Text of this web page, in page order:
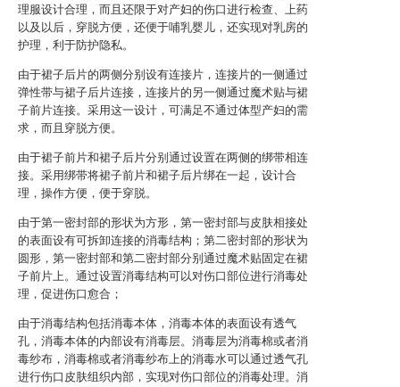
理服设计合理，而且还限于对产妇的伤口进行检查、上药
以及以后，穿脱方便，还便于哺乳婴儿，还实现对乳房的
护理，利于防护隐私。
由于裙子后片的两侧分别设有连接片，连接片的一侧通过
弹性带与裙子后片连接，连接片的另一侧通过魔术贴与裙
子前片连接。采用这一设计，可满足不通过体型产妇的需
求，而且穿脱方便。
由于裙子前片和裙子后片分别通过设置在两侧的绑带相连
接。采用绑带将裙子前片和裙子后片绑在一起，设计合
理，操作方便，便于穿脱。
由于第一密封部的形状为方形，第一密封部与皮肤相接处
的表面设有可拆卸连接的消毒结构；第二密封部的形状为
圆形，第一密封部和第二密封部分别通过魔术贴固定在裙
子前片上。通过设置消毒结构可以对伤口部位进行消毒处
理，促进伤口愈合；
由于消毒结构包括消毒本体，消毒本体的表面设有透气
孔，消毒本体的内部设有消毒层。消毒层为消毒棉或者消
毒纱布，消毒棉或者消毒纱布上的消毒水可以通过透气孔
进行伤口皮肤组织内部，实现对伤口部位的消毒处理。消